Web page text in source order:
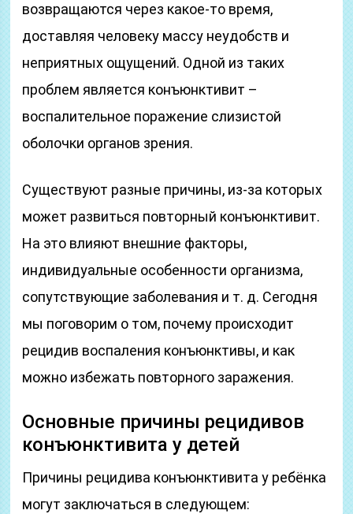
возвращаются через какое-то время,
доставляя человеку массу неудобств и
неприятных ощущений. Одной из таких
проблем является конъюнктивит –
воспалительное поражение слизистой
оболочки органов зрения.
Существуют разные причины, из-за которых
может развиться повторный конъюнктивит.
На это влияют внешние факторы,
индивидуальные особенности организма,
сопутствующие заболевания и т. д. Сегодня
мы поговорим о том, почему происходит
рецидив воспаления конъюнктивы, и как
можно избежать повторного заражения.
Основные причины рецидивов
конъюнктивита у детей
Причины рецидива конъюнктивита у ребёнка
могут заключаться в следующем: